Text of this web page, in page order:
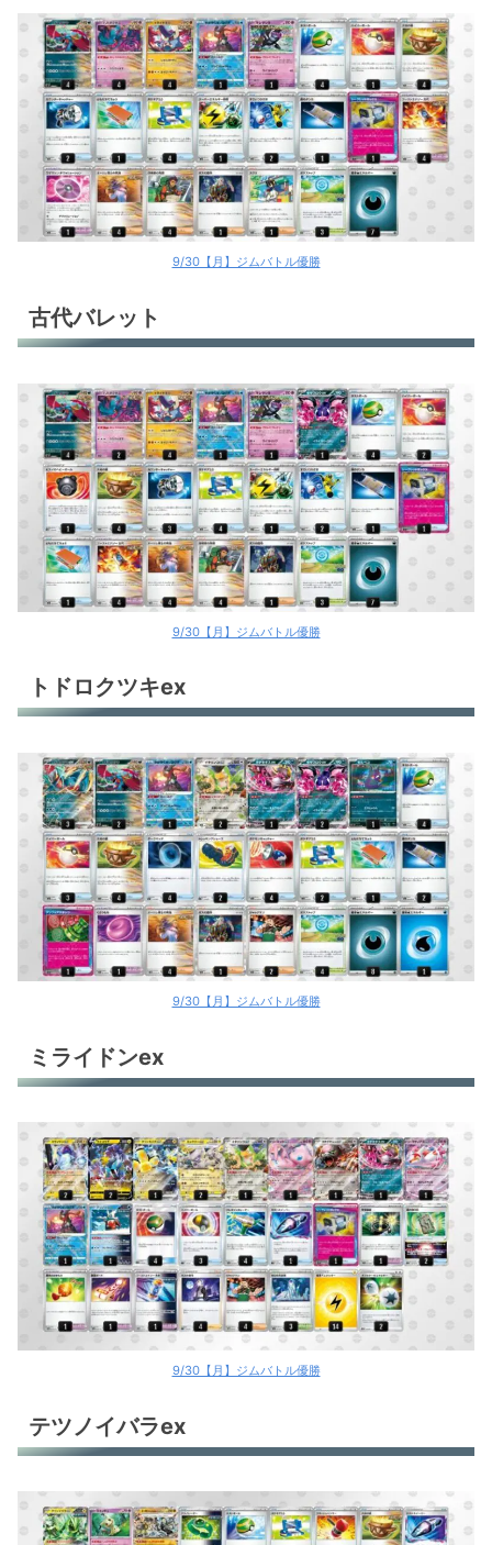
9/30【月】ジムバトル優勝
古代バレット
9/30【月】ジムバトル優勝
トドロクツキex
9/30【月】ジムバトル優勝
ミライドンex
9/30【月】ジムバトル優勝
テツノイバラex